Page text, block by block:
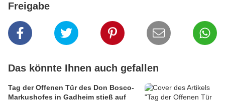
Freigabe
Das könnte Ihnen auch gefallen
Tag der Offenen Tür des Don Bosco-
Markushofes in Gadheim stieß auf